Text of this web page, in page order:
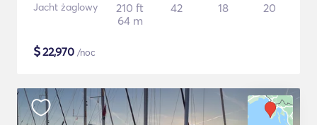
Jacht żaglowy
210 ft
64 m
42 18 20
$22,970 /noc